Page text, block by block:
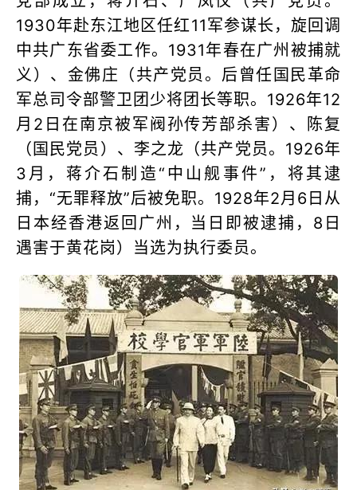
1930年赴东江地区任红11军参谋长，旋回调
中共广东省委工作。1931年春在广州被捕就
义）、金佛庄（共产党员。后曾任国民革命
军总司令部警卫团少将团长等职。1926年12
月2日在南京被军阀孙传芳部杀害）、陈复
（国民党员）、李之龙（共产党员。1926年
3月，蒋介石制造“中山舰事件”，将其逮
捕，“无罪释放”后被免职。1928年2月6日从
日本经香港返回广州，当日即被逮捕，8日
遇害于黄花岗）当选为执行委员。